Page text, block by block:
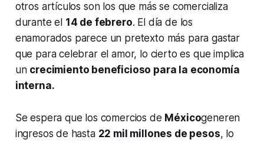
otros artículos son los que más se comercializa
durante el 14 de febrero. El día de los
enamorados parece un pretexto más para gastar
que para celebrar el amor, lo cierto es que implica
un crecimiento beneficioso para la economía
interna.
Se espera que los comercios de Méxicogeneren
ingresos de hasta 22 mil millones de pesos, lo